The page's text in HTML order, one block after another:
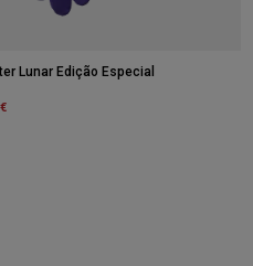
Lunar Edição Especial